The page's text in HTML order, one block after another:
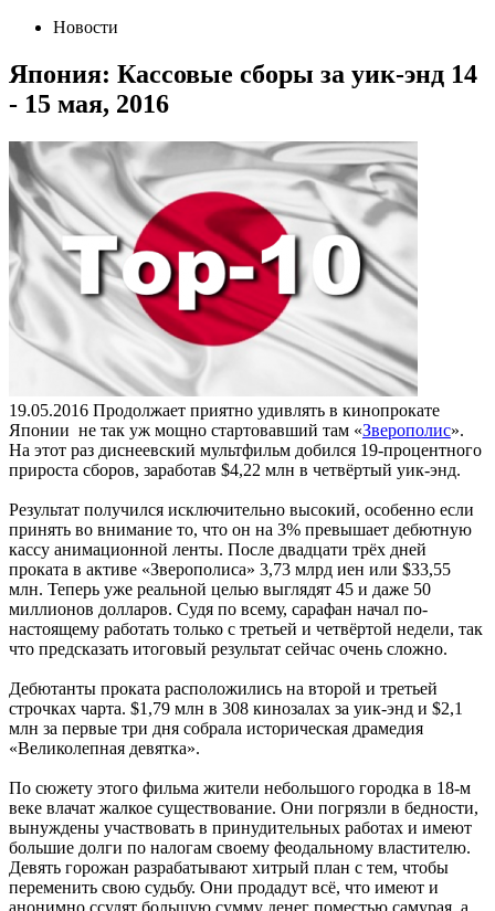
Новости
Япония: Кассовые сборы за уик-энд 14
- 15 мая, 2016
19.05.2016 Продолжает приятно удивлять в кинопрокате
Японии не так уж мощно стартовавший там «Зверополис».
На этот раз диснеевский мультфильм добился 19-процентного
прироста сборов, заработав $4,22 млн в четвёртый уик-энд.
Результат получился исключительно высокий, особенно если
принять во внимание то, что он на 3% превышает дебютную
кассу анимационной ленты. После двадцати трёх дней
проката в активе «Зверополиса» 3,73 млрд иен или $33,55
млн. Теперь уже реальной целью выглядят 45 и даже 50
миллионов долларов. Судя по всему, сарафан начал по-
настоящему работать только с третьей и четвёртой недели, так
что предсказать итоговый результат сейчас очень сложно.
Дебютанты проката расположились на второй и третьей
строчках чарта. $1,79 млн в 308 кинозалах за уик-энд и $2,1
млн за первые три дня собрала историческая драмедия
«Великолепная девятка».
По сюжету этого фильма жители небольшого городка в 18-м
веке влачат жалкое существование. Они погрязли в бедности,
вынуждены участвовать в принудительных работах и имеют
большие долги по налогам своему феодальному властителю.
Девять горожан разрабатывают хитрый план с тем, чтобы
переменить свою судьбу. Они продадут всё, что имеют и
анонимно ссудят большую сумму денег поместью самурая, а